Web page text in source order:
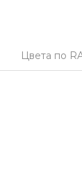
Цвета по